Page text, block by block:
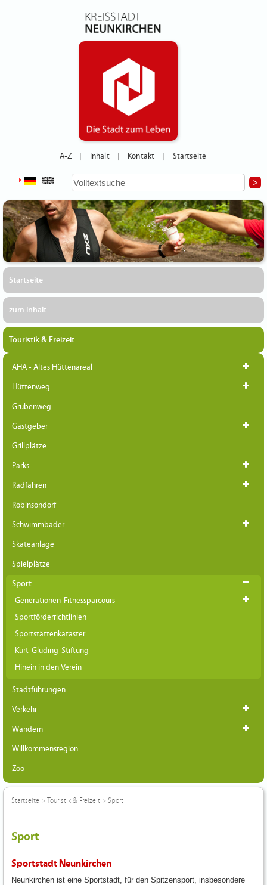
A-Z Inhalt Kontakt Startseite
Startseite
zum Inhalt
Touristik & Freizeit
AHA - Altes Hüttenareal
Hüttenweg
Grubenweg
Gastgeber
Grillplätze
Parks
Radfahren
Robinsondorf
Schwimmbäder
Skateanlage
Spielplätze
Sport
Generationen-Fitnessparcours
Sportförderrichtlinien
Sportstättenkataster
Kurt-Gluding-Stiftung
Hinein in den Verein
Stadtführungen
Verkehr
Wandern
Willkommensregion
Zoo
Startseite > Touristik & Freizeit > Sport
Sport
Sportstadt Neunkirchen
Neunkirchen ist eine Sportstadt, für den Spitzensport, insbesondere